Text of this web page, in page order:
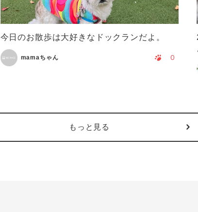
今日のお散歩は大好きなドックランだよ。
mamaちゃん 0
もっと見る